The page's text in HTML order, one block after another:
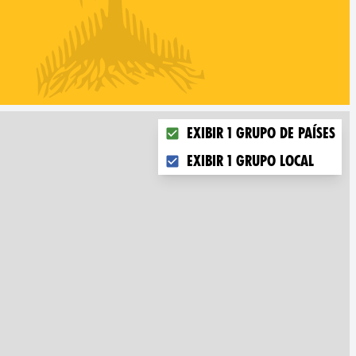
Choose what you want to
Exibir 1 grupo de países
Exibir 1 grupo local